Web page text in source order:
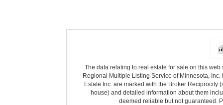
The data relating to real estate for sale on this
Regional Multiple Listing Service of Minnesota,
Estate Inc. are marked with the Broker
house) and detailed information about them
deemed reliable but not guaranteed.